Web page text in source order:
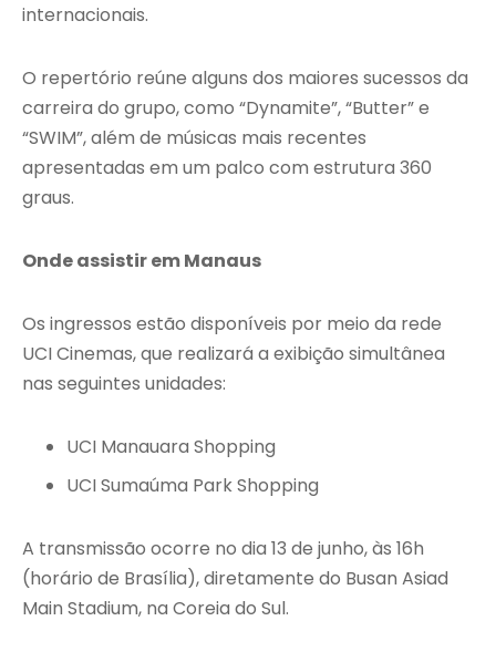
internacionais.
O repertório reúne alguns dos maiores sucessos da
carreira do grupo, como “Dynamite”, “Butter” e
“SWIM”, além de músicas mais recentes
apresentadas em um palco com estrutura 360
graus.
Onde assistir em Manaus
Os ingressos estão disponíveis por meio da rede
UCI Cinemas, que realizará a exibição simultânea
nas seguintes unidades:
UCI Manauara Shopping
UCI Sumaúma Park Shopping
A transmissão ocorre no dia 13 de junho, às 16h
(horário de Brasília), diretamente do Busan Asiad
Main Stadium, na Coreia do Sul.